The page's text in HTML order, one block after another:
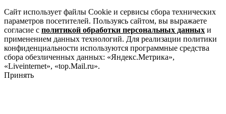
Сайт использует файлы Cookie и сервисы сбора технических
параметров посетителей. Пользуясь сайтом, вы выражаете
согласие с политикой обработки персональных данных и
применением данных технологий. Для реализации политики
конфиденциальности используются программные средства
сбора обезличенных данных: «Яндекс.Метрика»,
«Liveinternet», «top.Mail.ru».
Принять